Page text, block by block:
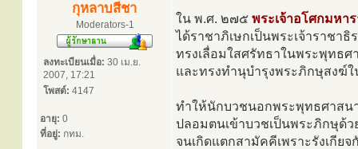
กุหลาบสีชา
Moderators-1
ลงทะเบียนเมื่อ: 30 เม.ย.
2007, 17:21
โพสต์: 4147
อายุ: 0
ที่อยู่: กทม.
ใน พ.ศ. ๒๗๕ พระเจ้าอโศกมหา
ได้ราชาภิเษกเป็นพระเจ้าราชา
ทรงเลื่อมใสศรัทธาในพระพุทธศ
และทรงทำนุบำรุงพระภิกษุสงฆ์
ทำให้นักบวชนอกพระพุทธศาสน
ปลอมตนเข้าบวชเป็นพระภิกษุด้
จนเกิดแตกสามัคคีเพราะรังเกีย